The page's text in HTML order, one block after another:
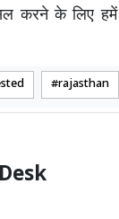
करने के लिए हमें
rajasthan